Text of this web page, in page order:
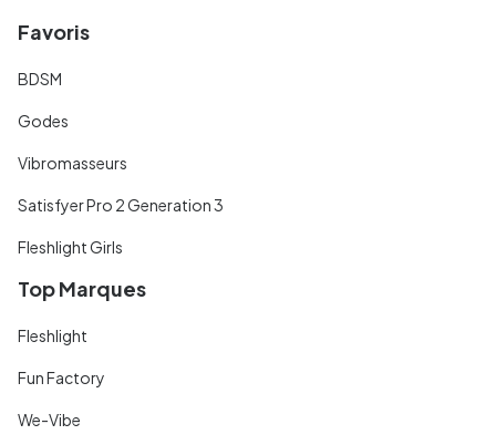
Favoris
BDSM
Godes
Vibromasseurs
Satisfyer Pro 2 Generation 3
Fleshlight Girls
Top Marques
Fleshlight
Fun Factory
We-Vibe